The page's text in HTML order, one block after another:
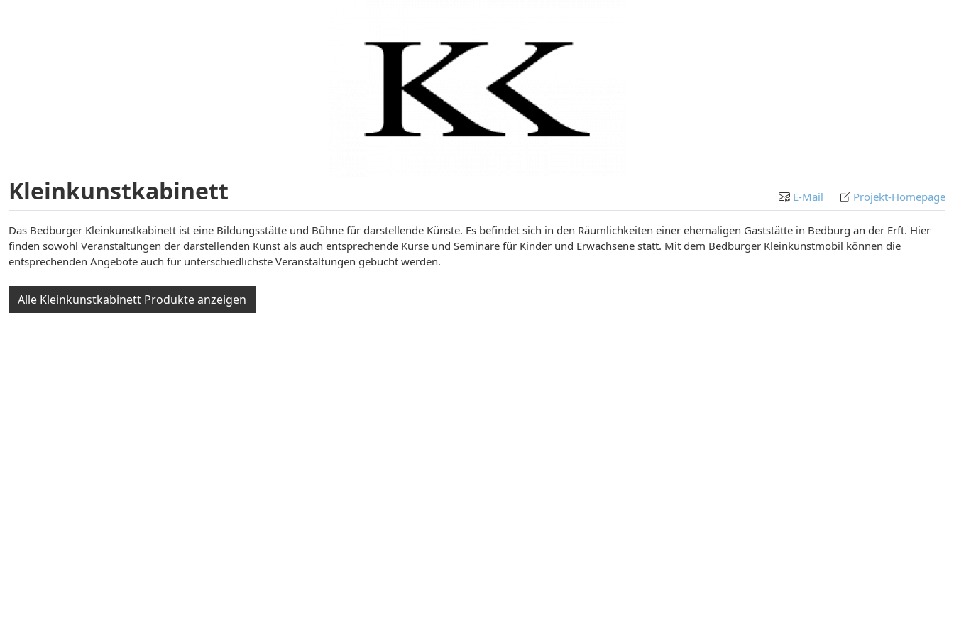
Kleinkunstkabinett E-Mail Projekt-Homepage
Das Bedburger Kleinkunstkabinett ist eine Bildungsstätte und Bühne für darstellende Künste. Es befindet sich in den Räumlichkeiten einer ehemaligen Gaststätte in Bedburg an der Erft. Hier
finden sowohl Veranstaltungen der darstellenden Kunst als auch entsprechende Kurse und Seminare für Kinder und Erwachsene statt. Mit dem Bedburger Kleinkunstmobil können die
entsprechenden Angebote auch für unterschiedlichste Veranstaltungen gebucht werden.
Alle Kleinkunstkabinett Produkte anzeigen